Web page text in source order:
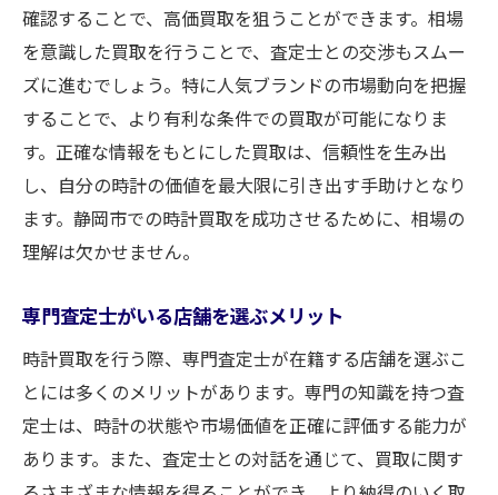
確認することで、高価買取を狙うことができます。相場
を意識した買取を行うことで、査定士との交渉もスムー
ズに進むでしょう。特に人気ブランドの市場動向を把握
することで、より有利な条件での買取が可能になりま
す。正確な情報をもとにした買取は、信頼性を生み出
し、自分の時計の価値を最大限に引き出す手助けとなり
ます。静岡市での時計買取を成功させるために、相場の
理解は欠かせません。
専門査定士がいる店舗を選ぶメリット
時計買取を行う際、専門査定士が在籍する店舗を選ぶこ
とには多くのメリットがあります。専門の知識を持つ査
定士は、時計の状態や市場価値を正確に評価する能力が
あります。また、査定士との対話を通じて、買取に関す